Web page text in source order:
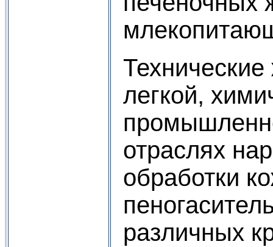
легкой,
отраслях
обработки
различных